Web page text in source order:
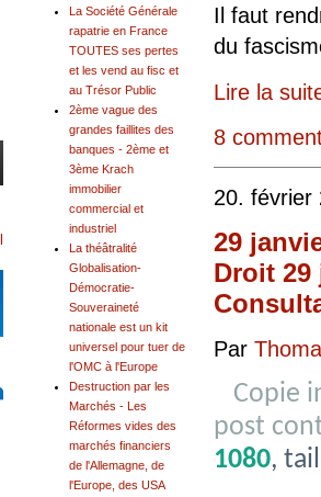
Il faut
du
Lire la
8
20. février
29
Droit 29
Par
Copie
post
1080,
La Société Générale
rapatrie en France
TOUTES ses pertes
et les vend au fisc et
au Trésor Public
2ème vague des
grandes faillites des
banques - 2ème et
3ème Krach
immobilier
commercial et
industriel
La théâtralité
Globalisation-
Démocratie-
Souveraineté
nationale est un kit
universel pour tuer de
l'OMC à l'Europe
Destruction par les
Marchés - Les
Réformes vides des
marchés financiers
de l'Allemagne, de
l'Europe, des USA